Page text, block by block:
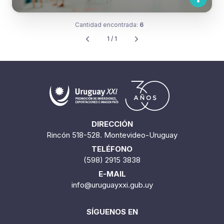
Cantidad encontrada: 6
1 / 1
DIRECCIÓN
Rincón 518-528. Montevideo-Uruguay
TELÉFONO
(598) 2915 3838
E-MAIL
info@uruguayxxi.gub.uy
SÍGUENOS EN